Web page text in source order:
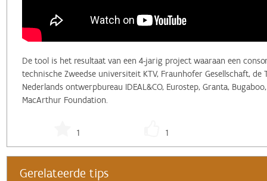
De tool is het resultaat van een 4-jarig project waaraan een
technische Zweedse universiteit KTV, Fraunhofer Gesellschaft, de
Nederlands ontwerpbureau IDEAL&CO, Eurostep, Granta,
MacArthur Foundation.
1 1
Gerelateerde tips